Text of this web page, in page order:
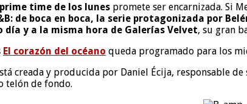
prime time de los lunes promete ser encarnizada. Si
de boca en boca, la serie protagonizada por
día y a la misma hora de Galerías Velvet, su gran
El corazón del océano queda programado para los
creada y producida por Daniel Écija, responsable
telón de fondo.